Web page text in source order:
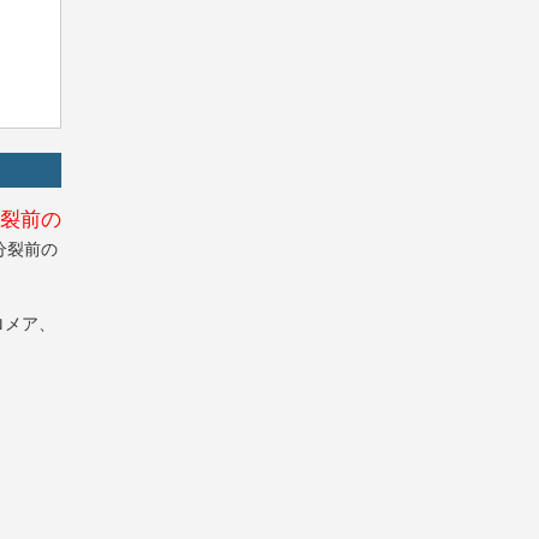
前の
裂前の
ア、